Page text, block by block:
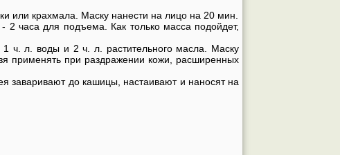
или крахмала. Маску нанести на лицо на 20 мин.
2 часа для подъема. Как только масса подойдет,
ч. л. воды и 2 ч. л. растительного масла. Маску
применять при раздражении кожи, расширенных
заваривают до кашицы, настаивают и наносят на